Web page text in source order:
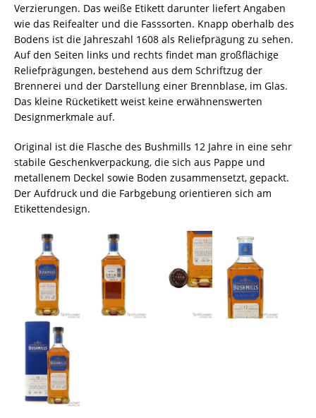
Verzierungen. Das weiße Etikett darunter liefert Angaben
wie das Reifealter und die Fasssorten. Knapp oberhalb des
Bodens ist die Jahreszahl 1608 als Reliefprägung zu sehen.
Auf den Seiten links und rechts findet man großflächige
Reliefprägungen, bestehend aus dem Schriftzug der
Brennerei und der Darstellung einer Brennblase, im Glas.
Das kleine Rücketikett weist keine erwähnenswerten
Designmerkmale auf.
Original ist die Flasche des Bushmills 12 Jahre in eine sehr
stabile Geschenkverpackung, die sich aus Pappe und
metallenem Deckel sowie Boden zusammensetzt, gepackt.
Der Aufdruck und die Farbgebung orientieren sich am
Etikettendesign.